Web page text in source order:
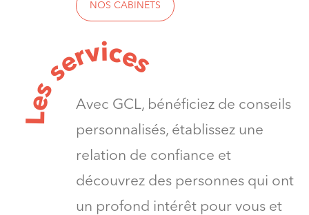
NOS CABINETS
L
e
s
s
e
rvice
s
Avec GCL, bénéficiez de conseils
personnalisés, établissez une
relation de confiance et
découvrez des personnes qui ont
un profond intérêt pour vous et